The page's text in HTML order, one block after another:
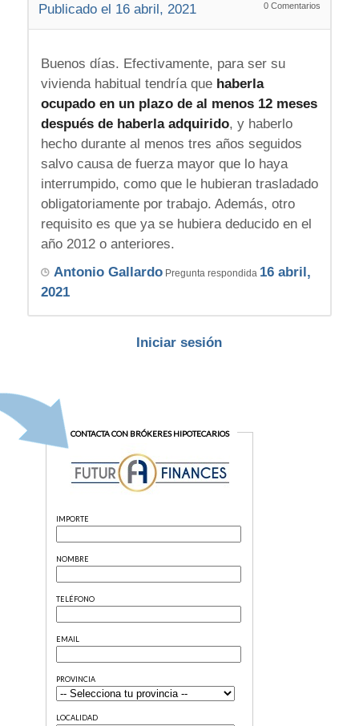
Publicado el 16 abril, 2021 0 Comentarios
Buenos días. Efectivamente, para ser su
vivienda habitual tendría que haberla
ocupado en un plazo de al menos 12 meses
después de haberla adquirido, y haberlo
hecho durante al menos tres años seguidos
salvo causa de fuerza mayor que lo haya
interrumpido, como que le hubieran trasladado
obligatoriamente por trabajo. Además, otro
requisito es que ya se hubiera deducido en el
año 2012 o anteriores.
Antonio GallardoPregunta respondida 16 abril,
2021
Iniciar sesión